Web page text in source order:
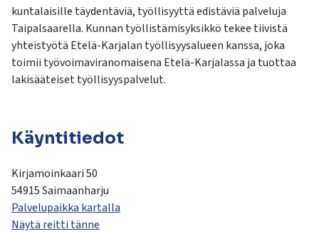
kosketus-
ja
pyyhkäisyliikkeitä.
kuntalaisille täydentäviä, työllisyyttä edistäviä palveluja
Taipalsaarella. Kunnan työllistämisyksikkö tekee tiivistä
yhteistyötä Etelä-Karjalan työllisyysalueen kanssa, joka
toimii työvoimaviranomaisena Etelä-Karjalassa ja tuottaa
lakisääteiset työllisyyspalvelut.
Käyntitiedot
Kirjamoinkaari 50
54915 Saimaanharju
Palvelupaikka kartalla
Näytä reitti tänne